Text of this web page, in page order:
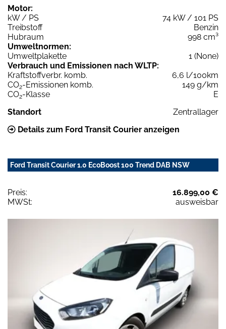
Motor:
kW / PS
74 kW / 101 PS
Treibstoff
Benzin
Hubraum
998 cm³
Umweltnormen:
Umweltplakette
1 (None)
Verbrauch und Emissionen nach WLTP:
Kraftstoffverbr. komb.
6,6 l/100km
CO2-Emissionen komb.
149 g/km
CO2-Klasse
E
Standort
Zentrallager
Details zum Ford Transit Courier anzeigen
Ford Transit Courier 1.0 EcoBoost 100 Trend DAB NSW
Preis:
16.899,00 €
MWSt:
ausweisbar